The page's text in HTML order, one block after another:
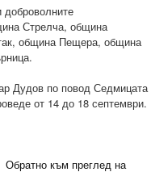
доброволните
Стрелча, община
община Пещера, община
Дудов по повод Седмицата
от 14 до 18 септември.
Обратно към преглед на